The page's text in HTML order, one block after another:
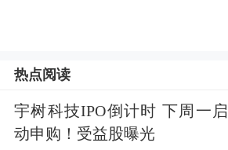
热点阅读
宇树科技IPO倒计时 下周一启
动申购！受益股曝光